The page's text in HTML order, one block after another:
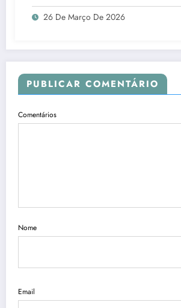
26 De Março De 2026
PUBLICAR COMENTÁRIO
Comentários
Nome
Email